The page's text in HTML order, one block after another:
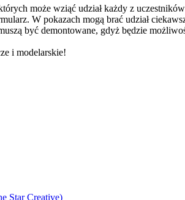
może wziąć udział każdy z
W pokazach mogą brać udział
być demontowane, gdyż będzie
i modelarskie!